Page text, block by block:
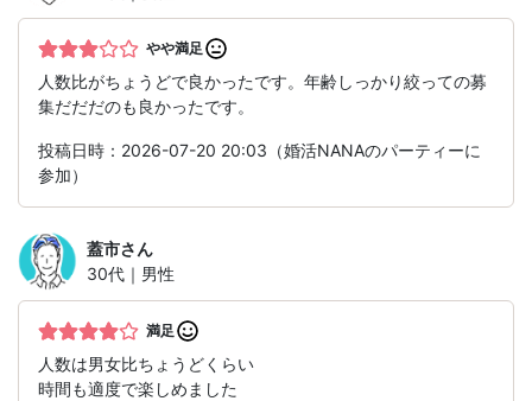
やや満足
人数比がちょうどで良かったです。年齢しっかり絞っての募
集だだだのも良かったです。
投稿日時：2026-07-20 20:03（婚活NANAのパーティーに
参加）
蓋市さん
30代｜男性
満足
人数は男女比ちょうどくらい
時間も適度で楽しめました